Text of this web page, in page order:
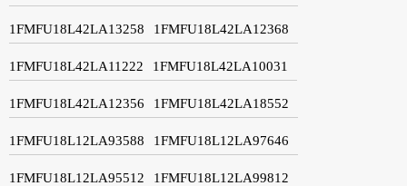
1FMFU18L42LA13258 1FMFU18L42LA12368
1FMFU18L42LA11222 1FMFU18L42LA10031
1FMFU18L42LA12356 1FMFU18L42LA18552
1FMFU18L12LA93588 1FMFU18L12LA97646
1FMFU18L12LA95512 1FMFU18L12LA99812